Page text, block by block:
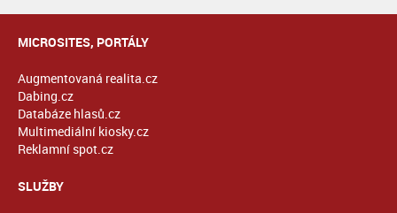
MICROSITES, PORTÁLY
Augmentovaná realita.cz
Dabing.cz
Databáze hlasů.cz
Multimediální kiosky.cz
Reklamní spot.cz
SLUŽBY